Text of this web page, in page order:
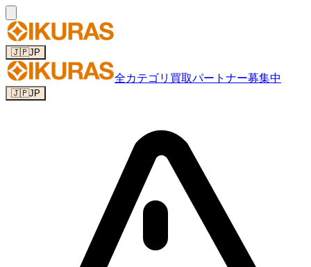
🇯🇵JP
全カテゴリ 買取パートナー募集中
🇯🇵JP